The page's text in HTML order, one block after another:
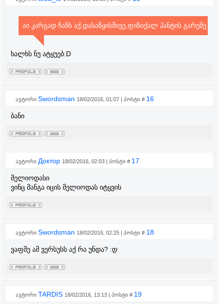
აი კარგად ჩანს აქ,დასაწყისშივე,ფიზიქალ ჰანტის გარეშე
ხალხს ნუ ატყუებ:D
ავტორი Swordsman 18/02/2016, 01:07 | პოსტი # 16
ბანი
ავტორი Доктор 18/02/2016, 02:03 | პოსტი # 17
მელიოდასი
ვინც მანგა იცის მელიოდას იტყვის
ავტორი Swordsman 18/02/2016, 02:25 | პოსტი # 18
ვაფშე ამ ვერსუსს აქ რა უნდა? :დ
ავტორი TARDIS 18/02/2016, 13:13 | პოსტი # 19